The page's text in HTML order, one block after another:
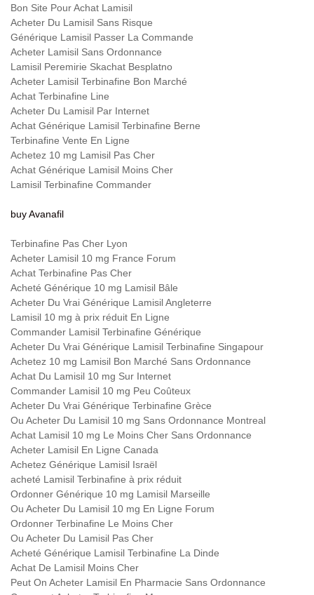
Bon Site Pour Achat Lamisil
Acheter Du Lamisil Sans Risque
Générique Lamisil Passer La Commande
Acheter Lamisil Sans Ordonnance
Lamisil Peremirie Skachat Besplatno
Acheter Lamisil Terbinafine Bon Marché
Achat Terbinafine Line
Acheter Du Lamisil Par Internet
Achat Générique Lamisil Terbinafine Berne
Terbinafine Vente En Ligne
Achetez 10 mg Lamisil Pas Cher
Achat Générique Lamisil Moins Cher
Lamisil Terbinafine Commander
buy Avanafil
Terbinafine Pas Cher Lyon
Acheter Lamisil 10 mg France Forum
Achat Terbinafine Pas Cher
Acheté Générique 10 mg Lamisil Bâle
Acheter Du Vrai Générique Lamisil Angleterre
Lamisil 10 mg à prix réduit En Ligne
Commander Lamisil Terbinafine Générique
Acheter Du Vrai Générique Lamisil Terbinafine Singapour
Achetez 10 mg Lamisil Bon Marché Sans Ordonnance
Achat Du Lamisil 10 mg Sur Internet
Commander Lamisil 10 mg Peu Coûteux
Acheter Du Vrai Générique Terbinafine Grèce
Ou Acheter Du Lamisil 10 mg Sans Ordonnance Montreal
Achat Lamisil 10 mg Le Moins Cher Sans Ordonnance
Acheter Lamisil En Ligne Canada
Achetez Générique Lamisil Israël
acheté Lamisil Terbinafine à prix réduit
Ordonner Générique 10 mg Lamisil Marseille
Ou Acheter Du Lamisil 10 mg En Ligne Forum
Ordonner Terbinafine Le Moins Cher
Ou Acheter Du Lamisil Pas Cher
Acheté Générique Lamisil Terbinafine La Dinde
Achat De Lamisil Moins Cher
Peut On Acheter Lamisil En Pharmacie Sans Ordonnance